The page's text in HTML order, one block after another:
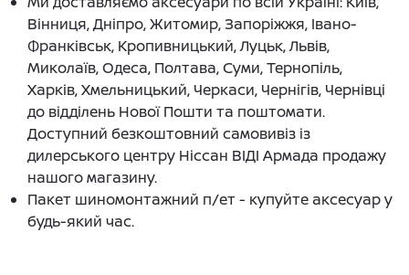
Вінниця, Дніпро, Житомир, Запоріжжя, Івано-
Франківськ, Кропивницький, Луцьк, Львів,
Миколаїв, Одеса, Полтава, Суми, Тернопіль,
Харків, Хмельницький, Черкаси, Чернігів, Чернівці
до відділень Нової Пошти та поштомати.
Доступний безкоштовний самовивіз із
дилерського центру Ніссан ВІДІ Армада продажу
нашого магазину.
Пакет шиномонтажний п/ет - купуйте аксесуар у
будь-який час.